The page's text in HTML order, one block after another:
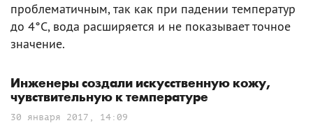
проблематичным, так как при падении температур
до 4°С, вода расширяется и не показывает точное
значение.
Инженеры создали искусственную кожу,
чувствительную к температуре
30 января 2017, 14:09